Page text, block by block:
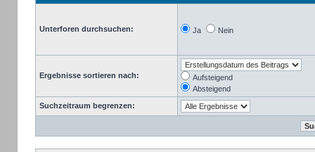
Unterforen durchsuchen: Ja Nein
Ergebnisse sortieren nach:
Aufsteigend
Absteigend
Suchzeitraum begrenzen: